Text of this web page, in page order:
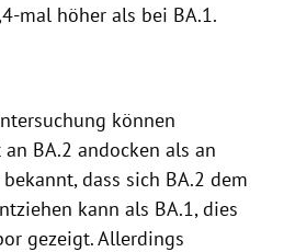
mal höher als bei BA.1.
können
BA.2 andocken als an
dass sich BA.2 dem
kann als BA.1, dies
gezeigt.Allerdings